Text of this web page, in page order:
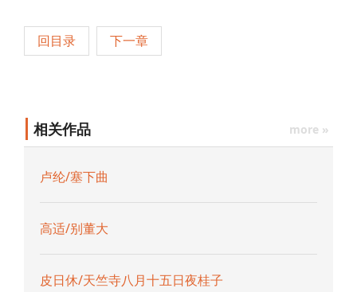
回目录 下一章
相关作品 more »
卢纶/塞下曲
高适/别董大
皮日休/天竺寺八月十五日夜桂子